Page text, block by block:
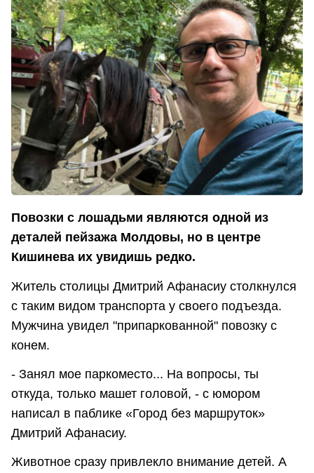
Повозки с лошадьми являются одной из
деталей пейзажа Молдовы, но в центре
Кишинева их увидишь редко.
Житель столицы Дмитрий Афанасиу столкнулся
с таким видом транспорта у своего подъезда.
Мужчина увидел "припаркованной" повозку с
конем.
- Занял мое паркоместо... На вопросы, ты
откуда, только машет головой, - с юмором
написал в паблике «Город без маршруток»
Дмитрий Афанасиу.
Животное сразу привлекло внимание детей. А